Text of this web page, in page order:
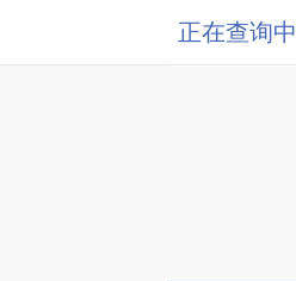
正在查询中